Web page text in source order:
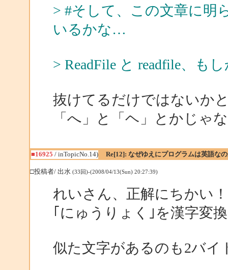
> #そして、この文章に明
いるかな…
> ReadFile と readfile、も
抜けてるだけではないか
「へ」と「ヘ」とかじゃ
■16925 / inTopicNo.14) Re[12]: なぜゆえにプログラムは英語な
□投稿者/ 出水 (33回)-(2008/04/13(Sun) 20:27:39)
れいさん、正解にちかい！
｢にゅうりょく｣を漢字変
似た文字があるのも2バイ